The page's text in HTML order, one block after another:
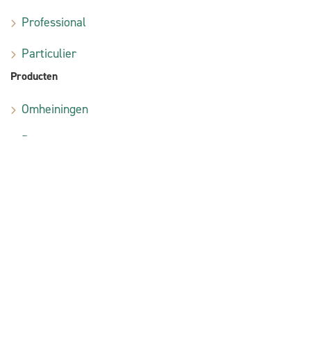
Professional
Particulier
Producten
Omheiningen
Poorten